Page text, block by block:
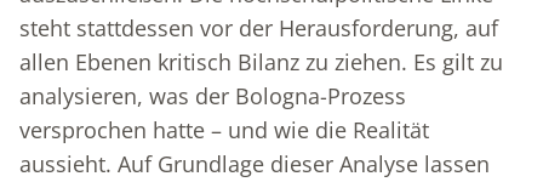
steht stattdessen vor der Herausforderung, auf
allen Ebenen kritisch Bilanz zu ziehen. Es gilt zu
analysieren, was der Bologna-Prozess
versprochen hatte – und wie die Realität
aussieht. Auf Grundlage dieser Analyse lassen